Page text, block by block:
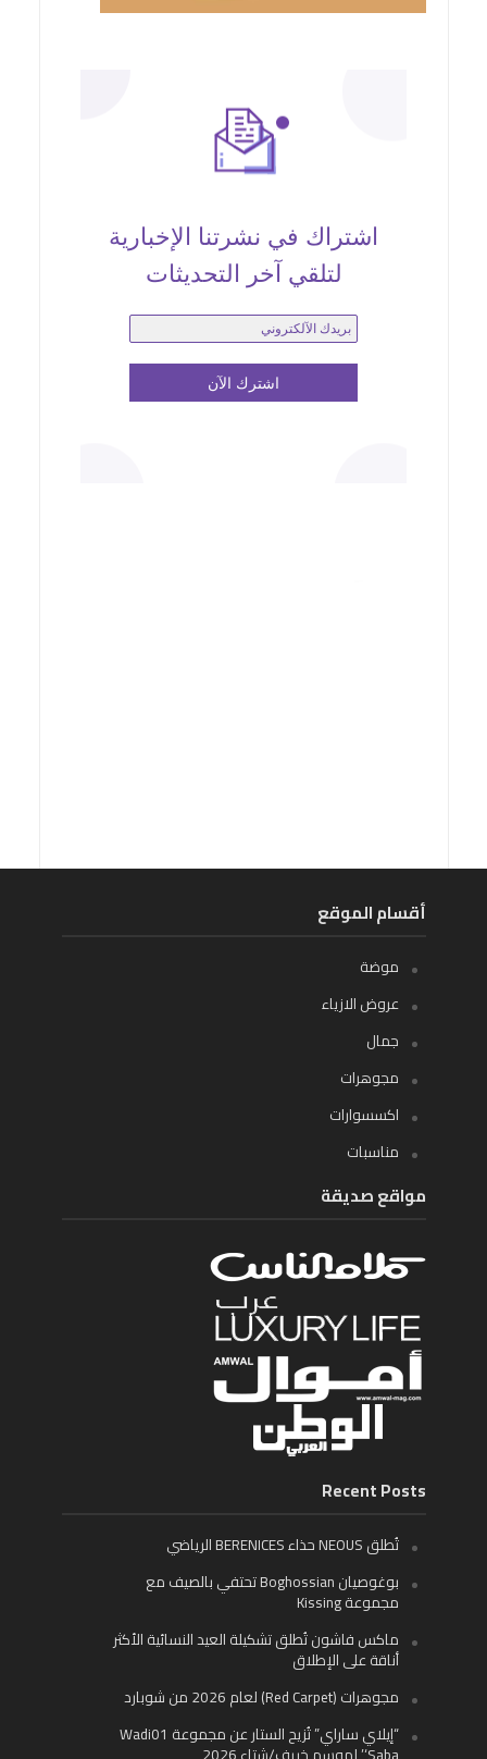
اشتراك في نشرتنا الإخبارية
لتلقي آخر التحديثات
أقسام الموقع
موضة
عروض الازياء
جمال
مجوهرات
اكسسوارات
مناسبات
مواقع صديقة
Recent Posts
تُطلق NEOUS حذاء BERENICES الرياضي
بوغوصيان Boghossian تحتفي بالصيف مع
مجموعة Kissing
ماكس فاشون تُطلق تشكيلة العيد النسائية الأكثر
أناقة على الإطلاق
مجوهرات (Red Carpet) لعام 2026 من شوبارد
“إيلاي ساراي” تُزيح الستار عن مجموعة Wadi01